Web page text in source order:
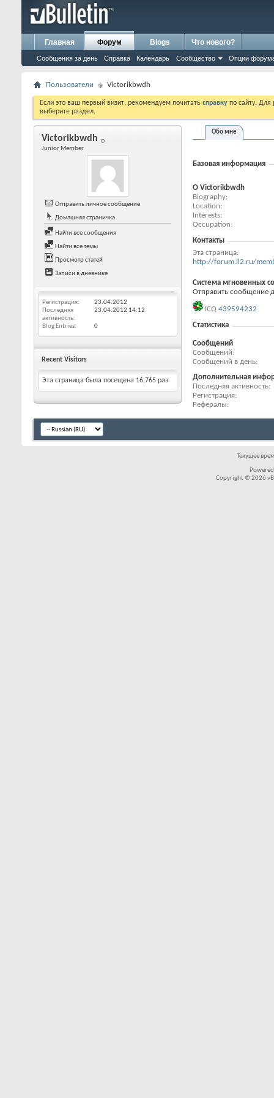
Главная Форум
Сообщения за день Справка Календарь Сообщество Опции
Blogs Что нового?
Пользователи Victorikbwdh
Если это ваш первый визит, рекомендуем почитать справку по сайту.
выберите раздел.
Victorikbwdh
Junior Member
Отправить личное сообщение
Домашняя страничка
Найти все сообщения
Найти все темы
Просмотр статей
Записи в дневнике
Регистрация
23.04.2012
Последняя
активность
23.04.2012 14:12
Blog Entries 0
Recent Visitors
Эта страница была посещена 16,765 раз
Обо мне
Базовая информация
О Victorikbwdh
Biography
Location
Interests
Occupation
Контакты
Эта страница
http://forum.ll2.ru/
Система мгновенных
Отправить сообщение
ICQ 439594232
Статистика
Сообщений
Сообщений
Сообщений в день
Дополнительная
Последняя активность
Регистрация
Рефералы
Текущее
Copyright © 2026